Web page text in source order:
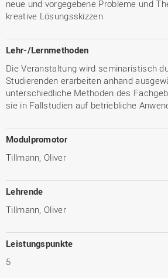
neue und vorgegebene Probleme und
kreative Lösungsskizzen.
Lehr-/Lernmethoden
Die Veranstaltung wird seminaristisch
Studierenden erarbeiten anhand
unterschiedliche Methoden des
sie in Fallstudien auf betriebliche
Modulpromotor
Tillmann, Oliver
Lehrende
Tillmann, Oliver
Leistungspunkte
5